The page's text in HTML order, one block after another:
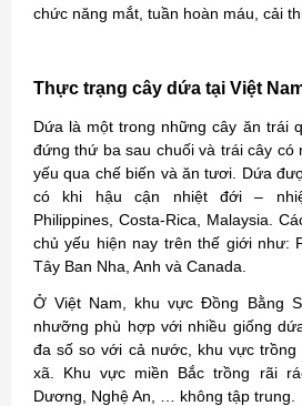
chức năng mắt, tuần hoàn máu, cải
Thực trạng cây dứa tại Việt
Dứa là một trong những cây ăn trái
đứng thứ ba sau chuối và trái cây có
yếu qua chế biến và ăn tươi. Dứa
có khi hậu cận nhiệt đới –
Philippines, Costa-Rica, Malaysia.
chủ yếu hiện nay trên thế giới như:
Tây Ban Nha, Anh và Canada.
Ở Việt Nam, khu vực Đồng Bằng
nhưỡng phù hợp với nhiều giống
đa số so với cả nước, khu vực
xã. Khu vực miền Bắc trồng rãi
Dương, Nghệ An, … không tập trung.